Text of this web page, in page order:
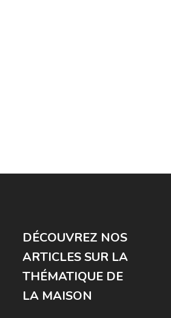
DÉCOUVREZ NOS
ARTICLES SUR LA
THÉMATIQUE DE
LA MAISON